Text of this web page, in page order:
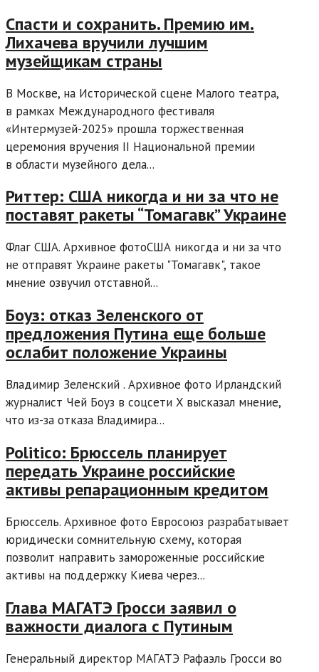
Спасти и сохранить. Премию им.
Лихачева вручили лучшим
музейщикам страны
В Москве, на Исторической сцене Малого театра,
в рамках Международного фестиваля
«Интермузей-2025» прошла торжественная
церемония вручения II Национальной премии
в области музейного дела...
Риттер: США никогда и ни за что не
поставят ракеты “Томагавк” Украине
Флаг США. Архивное фотоСША никогда и ни за что
не отправят Украине ракеты "Томагавк", такое
мнение озвучил отставной...
Боуз: отказ Зеленского от
предложения Путина еще больше
ослабит положение Украины
Владимир Зеленский . Архивное фото Ирландский
журналист Чей Боуз в соцсети X высказал мнение,
что из-за отказа Владимира...
Politico: Брюссель планирует
передать Украине российские
активы репарационным кредитом
Брюссель. Архивное фото Евросоюз разрабатывает
юридически сомнительную схему, которая
позволит направить замороженные российские
активы на поддержку Киева через...
Глава МАГАТЭ Гросси заявил о
важности диалога с Путиным
Генеральный директор МАГАТЭ Рафаэль Гросси во